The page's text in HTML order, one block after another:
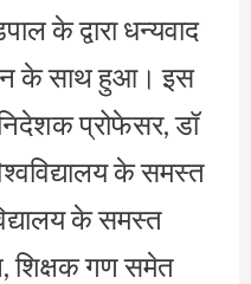
के द्वारा धन्यवाद
के साथ हुआ। इस
प्रोफेसर, डॉ
के समस्त
के समस्त
शिक्षक गण समेत